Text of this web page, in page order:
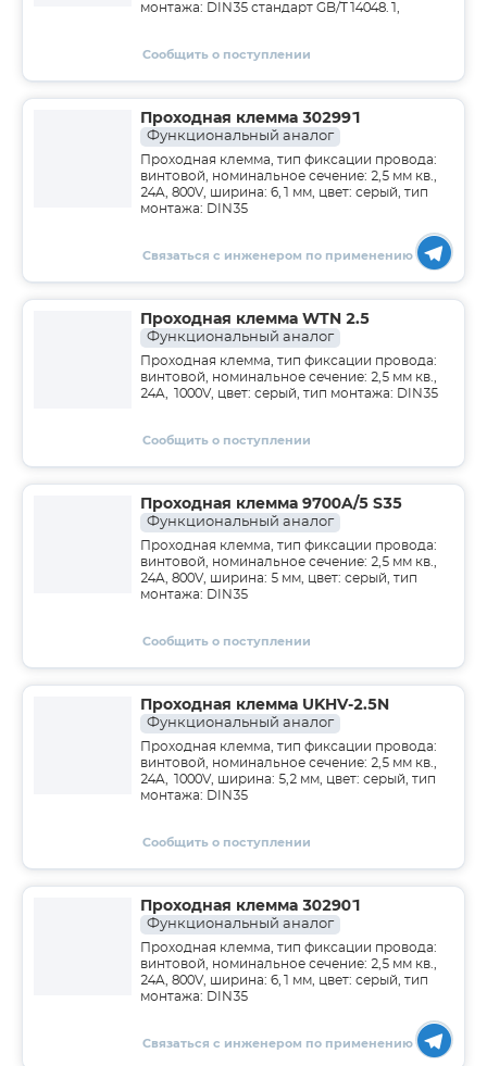
монтажа: DIN35 стандарт GB/T14048.1,
Сообщить о поступлении
Проходная клемма 302991
Функциональный аналог
Проходная клемма, тип фиксации провода:
винтовой, номинальное сечение: 2,5 мм кв.,
24A, 800V, ширина: 6,1 мм, цвет: серый, тип
монтажа: DIN35
Связаться с инженером по применению
Проходная клемма WTN 2.5
Функциональный аналог
Проходная клемма, тип фиксации провода:
винтовой, номинальное сечение: 2,5 мм кв.,
24A, 1000V, цвет: серый, тип монтажа: DIN35
Сообщить о поступлении
Проходная клемма 9700A/5 S35
Функциональный аналог
Проходная клемма, тип фиксации провода:
винтовой, номинальное сечение: 2,5 мм кв.,
24A, 800V, ширина: 5 мм, цвет: серый, тип
монтажа: DIN35
Сообщить о поступлении
Проходная клемма UKHV-2.5N
Функциональный аналог
Проходная клемма, тип фиксации провода:
винтовой, номинальное сечение: 2,5 мм кв.,
24A, 1000V, ширина: 5,2 мм, цвет: серый, тип
монтажа: DIN35
Сообщить о поступлении
Проходная клемма 302901
Функциональный аналог
Проходная клемма, тип фиксации провода:
винтовой, номинальное сечение: 2,5 мм кв.,
24A, 800V, ширина: 6,1 мм, цвет: серый, тип
монтажа: DIN35
Связаться с инженером по применению